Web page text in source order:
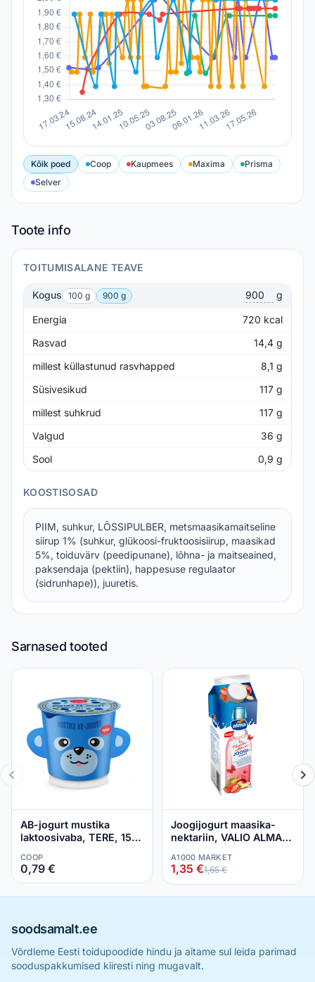
Kõik poed Coop Kaupmees Maxima
Prisma
Selver
Toote info
TOITUMISALANE TEAVE
Kogus 100 g 900 g g
Energia 720 kcal
Rasvad
14,4 g
millest küllastunud rasvhapped
8,1 g
Süsivesikud
117 g
millest suhkrud
117 g
Valgud
36 g
Sool
0,9 g
KOOSTISOSAD
PIIM, suhkur, LÕSSIPULBER, metsmaasikamaitseline
siirup 1% (suhkur, glükoosi-fruktoosisiirup, maasikad
5%, toiduvärv (peedipunane), lõhna- ja maitseained,
paksendaja (pektiin), happesuse regulaator
(sidrunhape)), juuretis.
Sarnased tooted
AB-jogurt mustika
laktoosivaba, TERE, 150
COOP
0,79 €
Joogijogurt maasika-
nektariin, VALIO ALMA,
A1000 MARKET
1,35 €1,65 €
soodsamalt.ee
Võrdleme Eesti toidupoodide hindu ja aitame sul leida parimad
sooduspakkumised kiiresti ning mugavalt.